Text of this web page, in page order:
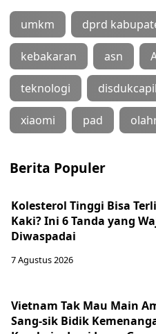
umkm dprd
kebakaran asn
teknologi
xiaomi pad
Berita Populer
Kolesterol Tinggi Bisa
Kaki? Ini 6 Tanda yang
Diwaspadai
7 Agustus 2026
Vietnam Tak Mau Main
Sang-sik Bidik